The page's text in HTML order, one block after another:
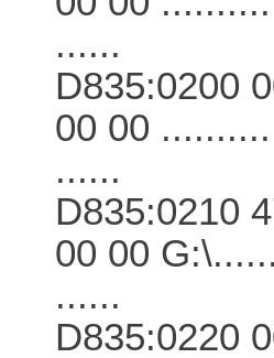
......
D835:0200
00 00 ..........
......
D835:0210
00 00
......
D835:0220